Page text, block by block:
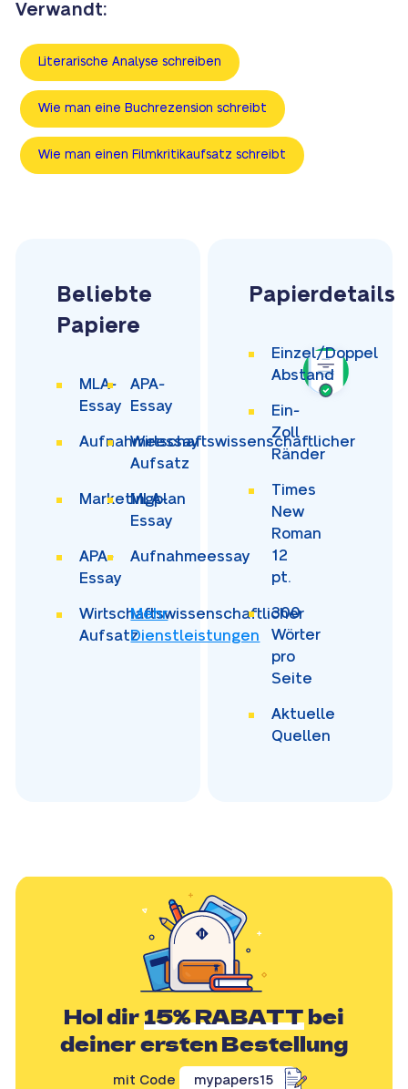
Verwandt:
Literarische Analyse schreiben
Wie man eine Buchrezension schreibt
Wie man einen Filmkritikaufsatz schreibt
Beliebte
Papiere
MLA-
Essay
APA-
Essay
Aufnahmeessay
Wirtschaftswissenschaftlicher
Aufsatz
Marketingplan
MLA-
Essay
APA-
Essay
Aufnahmeessay
Wirtschaftswissenschaftlicher
Aufsatz
Mehr
Dienstleistungen
Papierdetails
Einzel/Doppel
Abstand
Ein-
Zoll
Ränder
Times
New
Roman
12
pt.
300
Wörter
pro
Seite
Aktuelle
Quellen
Hol dir15% RABATTbei
deiner ersten Bestellung
mit Code mypapers15